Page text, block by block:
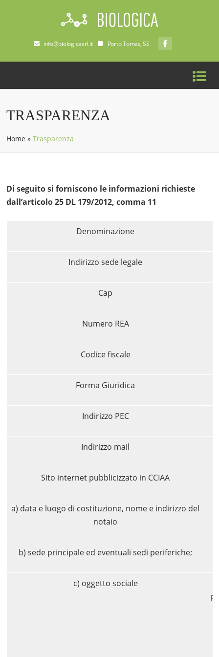
info@biologicasrl.it Porto Torres, SS
TRASPARENZA
Home »Trasparenza
Di seguito si forniscono le informazioni richieste
dall’articolo 25 DL 179/2012, comma 11
Denominazione
Indirizzo sede legale
Cap
Numero REA
Codice fiscale
Forma Giuridica
Indirizzo PEC
Indirizzo mail
Sito internet pubblicizzato in CCIAA
a) data e luogo di costituzione, nome e indirizzo del
notaio
b) sede principale ed eventuali sedi periferiche;
c) oggetto sociale